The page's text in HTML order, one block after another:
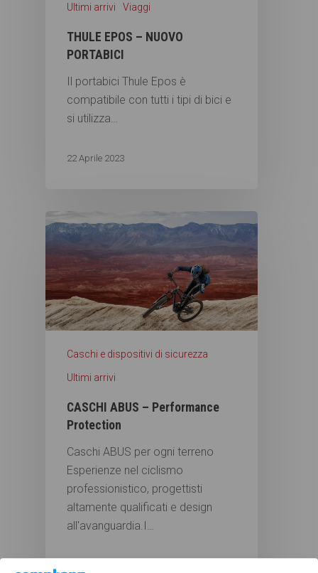
Ultimi arrivi Viaggi
THULE EPOS – NUOVO
PORTABICI
Il portabici Thule Epos è
compatibile con tutti i tipi di bici e
si utilizza…
22 Aprile 2023
Caschi e dispositivi di sicurezza
Ultimi arrivi
CASCHI ABUS – Performance
Protection
Caschi ABUS per ogni terreno
Esperienze nel ciclismo
professionistico, progettisti
altamente qualificati e design
all'avanguardia.I…